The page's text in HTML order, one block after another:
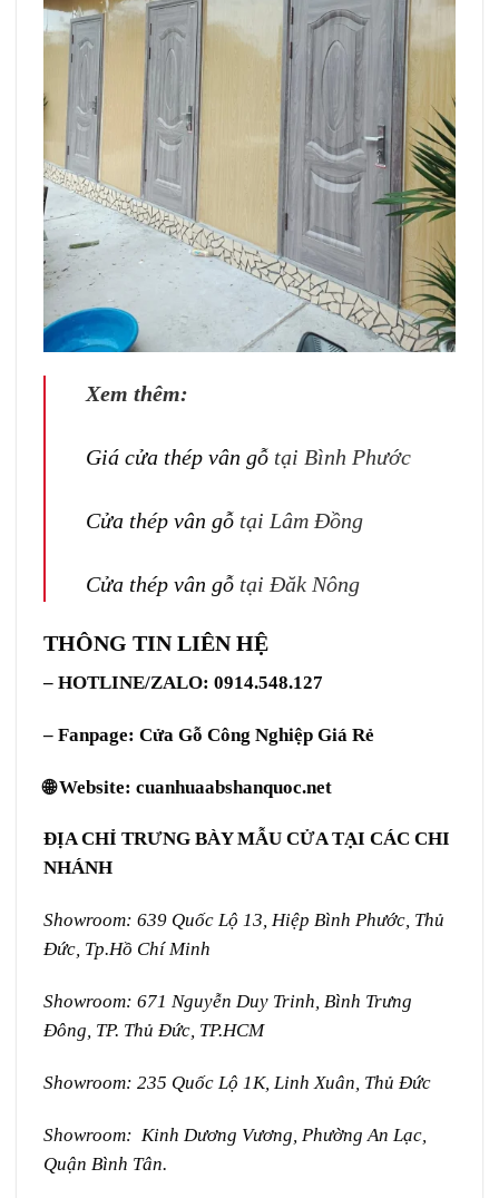
Xem thêm:
Giá cửa thép vân gỗ tại Bình Phước
Cửa thép vân gỗ tại Lâm Đồng
Cửa thép vân gỗ tại Đăk Nông
THÔNG TIN LIÊN HỆ
– HOTLINE/ZALO: 0914.548.127
– Fanpage: Cửa Gỗ Công Nghiệp Giá Rẻ
🌐 Website: cuanhuaabshanquoc.net
ĐỊA CHỈ TRƯNG BÀY MẪU CỬA TẠI CÁC CHI
NHÁNH
Showroom: 639 Quốc Lộ 13, Hiệp Bình Phước, Thủ
Đức, Tp.Hồ Chí Minh
Showroom: 671 Nguyễn Duy Trinh, Bình Trưng
Đông, TP. Thủ Đức, TP.HCM
Showroom: 235 Quốc Lộ 1K, Linh Xuân, Thủ Đức
Showroom: Kinh Dương Vương, Phường An Lạc,
Quận Bình Tân.